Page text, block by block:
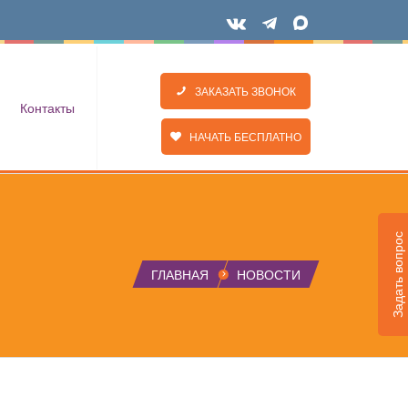
Контакты
ЗАКАЗАТЬ ЗВОНОК
НАЧАТЬ БЕСПЛАТНО
ГЛАВНАЯ НОВОСТИ Задать вопрос